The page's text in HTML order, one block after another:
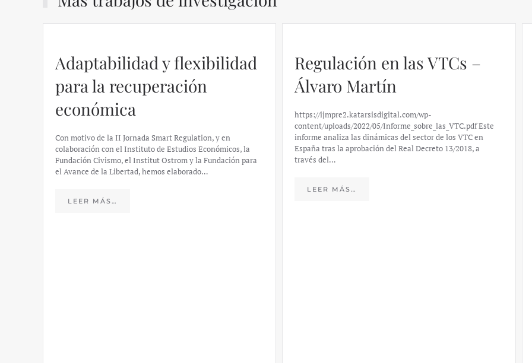
Adaptabilidad y flexibilidad
para la recuperación
económica
Con motivo de la II Jornada Smart Regulation, y en
colaboración con el Instituto de Estudios Económicos, la
Fundación Civismo, el Institut Ostrom y la Fundación para
el Avance de la Libertad, hemos elaborado…
LEER MÁS…
Regulación en las VTCs –
Álvaro Martín
https://ijmpre2.katarsisdigital.com/wp-
content/uploads/2022/05/Informe_sobre_las_VTC.pdf Este
informe analiza las dinámicas del sector de los VTC en
España tras la aprobación del Real Decreto 13/2018, a
través del…
LEER MÁS…